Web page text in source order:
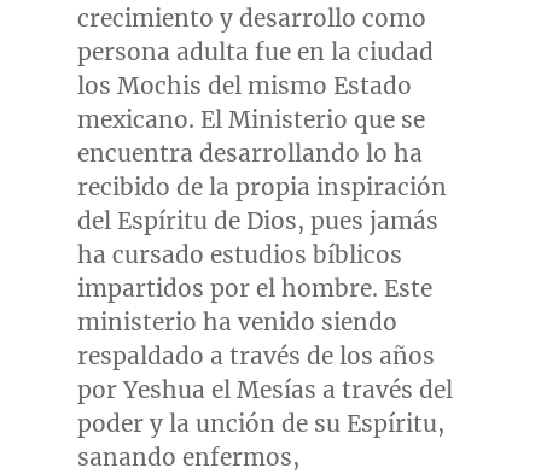
crecimiento y desarrollo como
persona adulta fue en la ciudad
los Mochis del mismo Estado
mexicano. El Ministerio que se
encuentra desarrollando lo ha
recibido de la propia inspiración
del Espíritu de Dios, pues jamás
ha cursado estudios bíblicos
impartidos por el hombre. Este
ministerio ha venido siendo
respaldado a través de los años
por Yeshua el Mesías a través del
poder y la unción de su Espíritu,
sanando enfermos,